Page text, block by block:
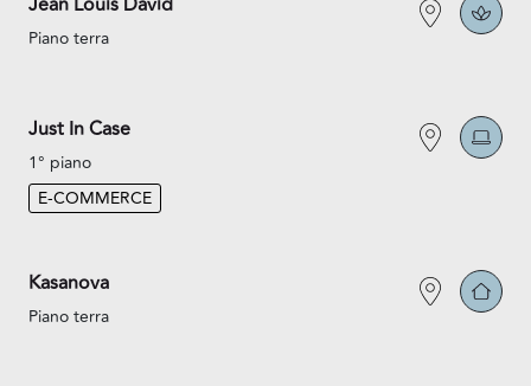
Piano terra
Just In Case
1° piano
E-COMMERCE
Kasanova
Piano terra